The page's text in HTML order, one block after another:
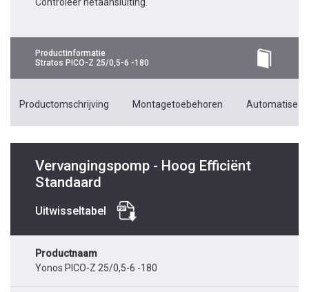
Controleer netaansluiting.
Productinformatie
Stratos PICO-Z 25/0,5-6 -180
Productomschrijving Montagetoebehoren
Vervangingspomp - Hoog Efficiënt
Standaard
Uitwisseltabel
Productnaam
Yonos PICO-Z 25/0,5-6 -180